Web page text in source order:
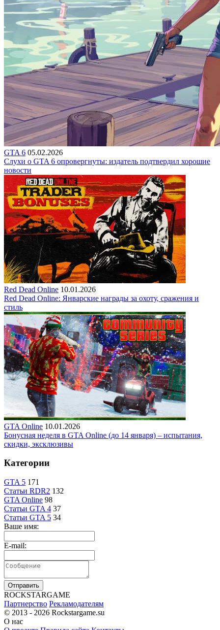
GTA 6 05.02.2026
Слухи о GTA 6 опровергнуты: издатель подтвердил хорошие
новости
Red Dead Online 10.01.2026
Red Dead Online: Январские награды за охоту, сражения и
стиль
GTA Online 10.01.2026
Бонусная неделя в GTA Online (до 14 января) – испытания,
скидки, эксклюзивы
Категории
GTA 5 171
Статьи RDR2 132
GTA Online 98
Статьи GTA 4 37
Статьи GTA 5 34
Ваше имя:
E-mail:
Отправить
ROCKSTARGAME
Партнерство Рекламодателям
© 2013 - 2026 Rockstargame.su
О нас